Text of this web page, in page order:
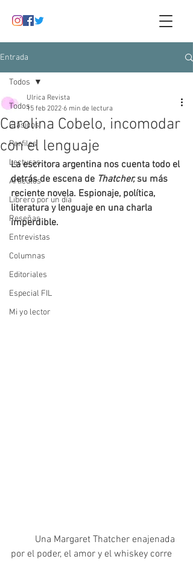
Entrada
Todos
Clásicos
Perfiles
Lecturas
Artículos
Librero por un día
Reseñas
Entrevistas
Columnas
Editoriales
Especial FIL
Mi yo lector
Todos
Carolina Cobelo, incomodar
con el lenguaje
Ulrica Revista
15 feb 2022 6 min de lectura
La escritora argentina nos cuenta todo el
detrás de escena de Thatcher, su más
reciente novela. Espionaje, política,
literatura y lenguaje en una charla
imperdible.
por el poder, el amor y el whiskey corre